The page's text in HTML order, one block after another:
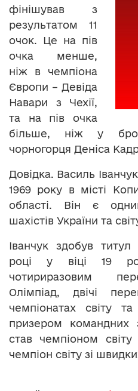
фінішував з
результатом 11
очок. Це на пів
очка менше,
ніж в чемпіона
Європи – Девіда
Навари з Чехії,
та на пів очка
більше, ніж у
чорногорця Деніса
Довідка. Василь
1969 року в місті
області. Він є
шахістів України та
Іванчук здобув
році у віці 19
чотириразовим
Олімпіад, двічі
чемпіонатах світу
призером командних
став чемпіоном
чемпіон світу зі